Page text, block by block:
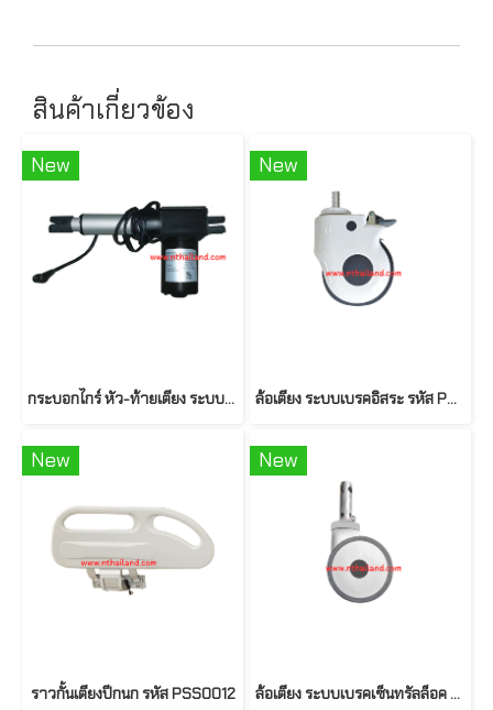
สินค้าเกี่ยวข้อง
New
กระบอกไกร์ หัว-ท้ายเตียง ระบบไฟฟ้า (ระบบโช๊ค) รหัส PSS0024
New
ล้อเตียง ระบบเบรคอิสระ รหัส PSS0036
New
ราวกั้นเตียงปีกนก รหัส PSS0012
New
ล้อเตียง ระบบเบรคเซ็นทรัลล็อค รหัส PSS0037